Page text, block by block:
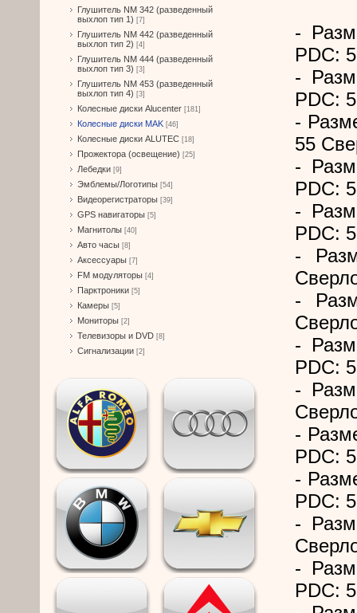
Глушитель NM 342 (разведенный
выхлоп тип 1) [7]
Глушитель NM 442 (разведенный
выхлоп тип 2) [4]
Глушитель NM 444 (разведенный
выхлоп тип 3) [3]
Глушитель NM 453 (разведенный
выхлоп тип 4) [3]
Колесные диски Alucenter [181]
Колесные диски MAK [46]
Колесные диски ALUTEC [18]
Прожектора (освещение) [25]
Лебедки [9]
Эмблемы/Логотипы [54]
Видеорегистраторы [39]
GPS навигаторы [5]
Магнитолы [40]
Авто часы [8]
Аксессуары [7]
FM модуляторы [4]
Парктроники [5]
Камеры [5]
Мониторы [2]
Телевизоры и DVD [8]
Сигнализации [2]
-
PDC:
-
PDC:
-
55
-
PDC:
-
PDC:
-
-
-
PDC:
-
-
PDC:
-
PDC:
-
-
PDC: